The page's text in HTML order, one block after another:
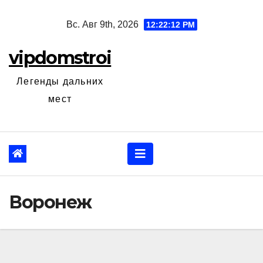
Вс. Авг 9th, 2026 12:22:13 PM
vipdomstroi
Легенды дальних
мест
Воронеж